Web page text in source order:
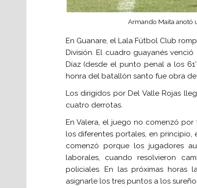
Armando Maita anotó
En Guanare, el Lala Fútbol Club
División. El cuadro guayanés
Díaz (desde el punto penal a los
honra del batallón santo fue obra de
Los dirigidos por Del Valle Rojas
cuatro derrotas.
En Valera, el juego no comenzó
los diferentes portales, en
comenzó porque los jugadores
laborales, cuando resolvieron
policiales. En las próximas horas
asignarle los tres puntos a los